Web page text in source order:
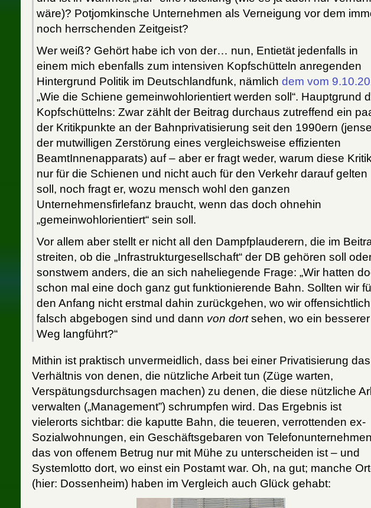
wäre)? Potjomkinsche Unternehmen als Verneigung vor dem
noch herrschenden Zeitgeist?
Wer weiß? Gehört habe ich von der… nun, Entietät jedenfalls in
einem mich ebenfalls zum intensiven Kopfschütteln anregenden
Hintergrund Politik im Deutschlandfunk, nämlichdem vom
„Wie die Schiene gemeinwohlorientiert werden soll“. Hauptgrund
Kopfschüttelns: Zwar zählt der Beitrag durchaus zutreffend ein
der Kritikpunkte an der Bahnprivatisierung seit den 1990ern
der mutwilligen Zerstörung eines vergleichsweise effizienten
BeamtInnenapparats) auf – aber er fragt weder, warum diese Kritik
nur für die Schienen und nicht auch für den Verkehr darauf gelten
soll, noch fragt er, wozu mensch wohl den ganzen
Unternehmensfirlefanz braucht, wenn das doch ohnehin
„gemeinwohlorientiert“ sein soll.
Vor allem aber stellt er nicht all den Dampfplauderern, die im
streiten, ob die „Infrastrukturgesellschaft“ der DB gehören soll
sonstwem anders, die an sich naheliegende Frage: „Wir hatten
schon mal eine doch ganz gut funktionierende Bahn. Sollten wir
den Anfang nicht erstmal dahin zurückgehen, wo wir offensichtlich
falsch abgebogen sind und dann von dortsehen, wo ein besserer
Weg langführt?“
Mithin ist praktisch unvermeidlich, dass bei einer Privatisierung das
Verhältnis von denen, die nützliche Arbeit tun (Züge warten,
Verspätungsdurchsagen machen) zu denen, die diese nützliche
verwalten („Management”) schrumpfen wird. Das Ergebnis ist
vielerorts sichtbar: die kaputte Bahn, die teueren, verrottenden ex-
Sozialwohnungen, ein Geschäftsgebaren von
das von offenem Betrug nur mit Mühe zu unterscheiden ist – und
Systemlotto dort, wo einst ein Postamt war. Oh, na gut; manche
(hier: Dossenheim) haben im Vergleich auch Glück gehabt: